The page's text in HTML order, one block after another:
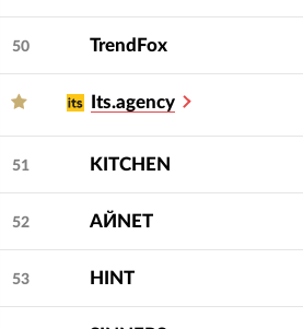
50 TrendFox
Its.agency
51 KITCHEN
52 АЙNET
53 HINT